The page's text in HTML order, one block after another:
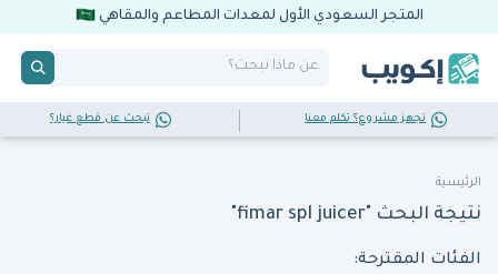
المتجر السعودي الأول لمعدات المطاعم والمقاهي
تجهز مشروع؟ تكلم معنا تبحث عن قطع غيار؟
الرئيسية
نتيجة البحث "fimar spl juicer"
الفئات المقترحة: